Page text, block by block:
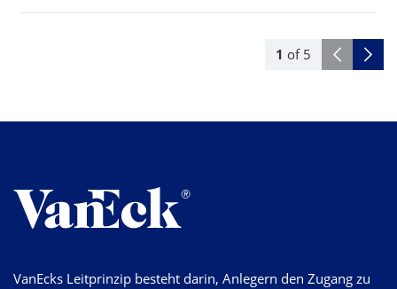
1 of 5
VanEcks Leitprinzip besteht darin, Anlegern den Zugang zu